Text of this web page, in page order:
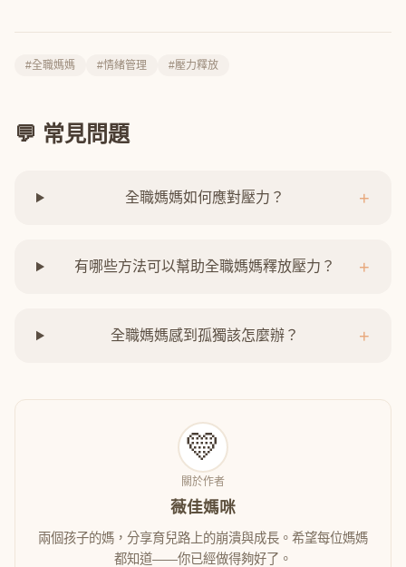
#全職媽媽 #情緒管理 #壓力釋放
💬 常見問題
全職媽媽如何應對壓力？ +
有哪些方法可以幫助全職媽媽釋放壓力？ +
全職媽媽感到孤獨該怎麼辦？ +
💛
關於作者
薇佳媽咪
兩個孩子的媽，分享育兒路上的崩潰與成長。希望每位媽媽
都知道——你已經做得夠好了。